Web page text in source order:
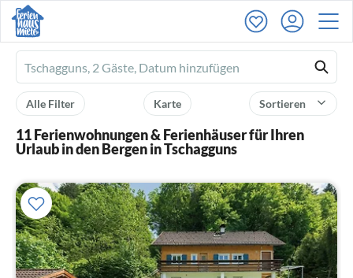
Ferienhausmiete
logo
Sortieren
Karte
Alle Filter
11 Ferienwohnungen & Ferienhäuser für Ihren
Urlaub in den Bergen in Tschagguns